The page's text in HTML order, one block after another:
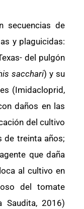
secuencias de
y plaguicidas:
del pulgón
sacchari) y su
(Imidacloprid,
daños en las
del cultivo
de treinta años;
que daña
al cultivo en
del tomate
Saudita, 2016)